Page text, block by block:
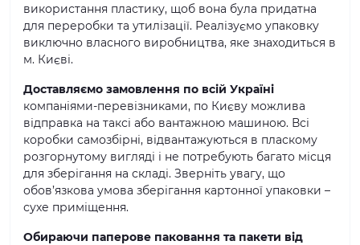
використання пластику, щоб вона була придатна
для переробки та утилізації. Реалізуємо упаковку
виключно власного виробництва, яке знаходиться в
м. Києві.
Доставляємо замовлення по всій Україні
компаніями-перевізниками, по Києву можлива
відправка на таксі або вантажною машиною. Всі
коробки самозбірні, відвантажуються в пласкому
розгорнутому вигляді і не потребують багато місця
для зберігання на складі. Зверніть увагу, що
обов’язкова умова зберігання картонної упаковки –
сухе приміщення.
Обираючи паперове паковання та пакети від